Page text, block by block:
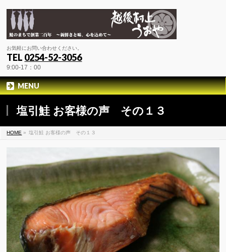
お気軽にお問い合わせください。
TEL 0254-52-3056
9:00-17：00
MENU
塩引鮭 お客様の声 その１３
HOME » 塩引鮭 お客様の声 その１３